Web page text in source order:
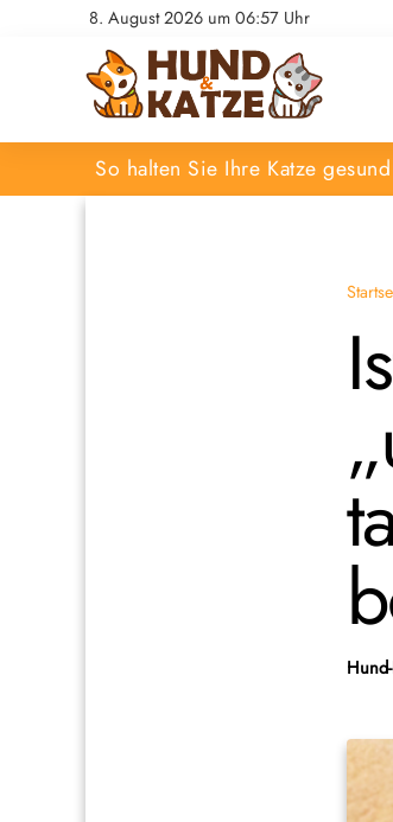
8. August 2026 um 06:57 Uhr
So halten Sie Ihre Katze gesund